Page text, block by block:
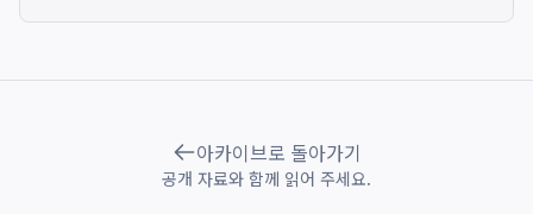
아카이브로 돌아가기
공개 자료와 함께 읽어 주세요.